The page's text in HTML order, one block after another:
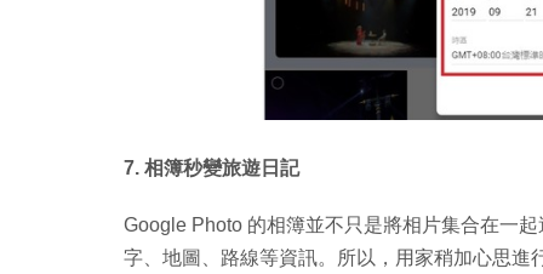
7. 相簿秒變旅遊日記
Google Photo 的相簿並不只是將相片集合在一
字、地圖、路線等資訊。所以，用家稍加心思